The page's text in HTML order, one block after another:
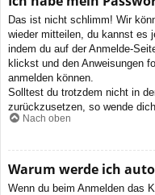
Das ist nicht schlimm! Wir
wieder mitteilen, du kannst es
indem du auf der Anmelde-
klickst und den Anweisungen
anmelden können.
Solltest du trotzdem nicht in
zurückzusetzen, so wende
Nach oben
Warum werde ich
Wenn du beim Anmelden das